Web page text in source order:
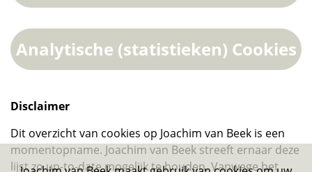
Naam cookie Domein
PopUp
ASP.NET_SessionId https://
Analytische (statistieken) Cookies
Naam cookie Domein
_gid https://
Disclaimer
Dit overzicht van cookies op Joachim van Beek is een
momentopname. Joachim van Beek streeft ernaar deze
lijst zo up-to-date mogelijk te houden. Vanwege het